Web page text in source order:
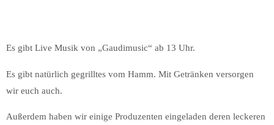
Es gibt Live Musik von „Gaudimusic“ ab 13 Uhr.
Es gibt natürlich gegrilltes vom Hamm. Mit Getränken versorgen
wir euch auch.
Außerdem haben wir einige Produzenten eingeladen deren leckeren